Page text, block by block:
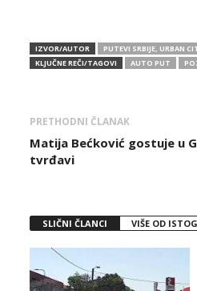
IZVOR/AUTOR
PUTEVI SRBIJE, URBAN
KLJUČNE REČI/TAGOVI
AUTO PUT
PRETHODNI ČLANAK
Matija Bećković gostuje u
tvrđavi
SLIČNI ČLANCI VIŠE OD